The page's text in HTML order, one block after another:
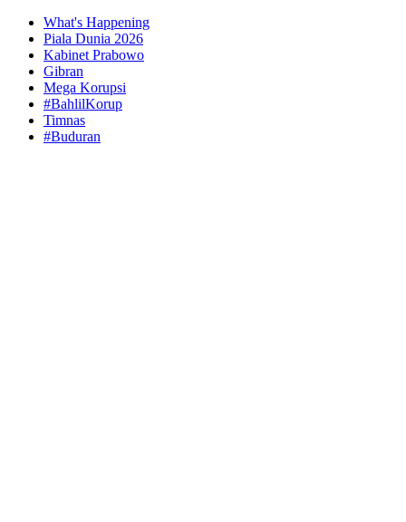
What's Happening
Piala Dunia 2026
Kabinet Prabowo
Gibran
Mega Korupsi
#BahlilKorup
Timnas
#Buduran